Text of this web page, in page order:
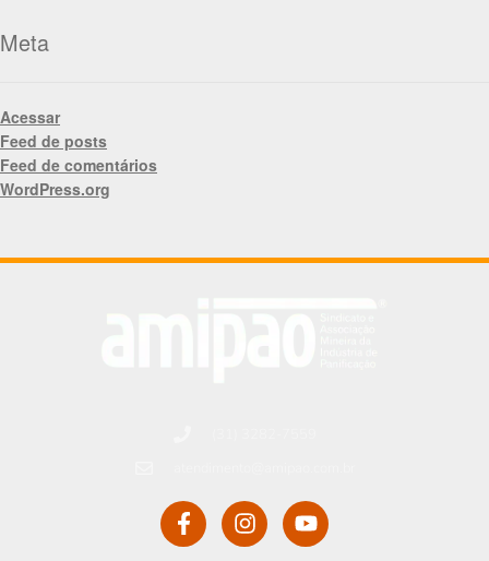
Meta
Acessar
Feed de posts
Feed de comentários
WordPress.org